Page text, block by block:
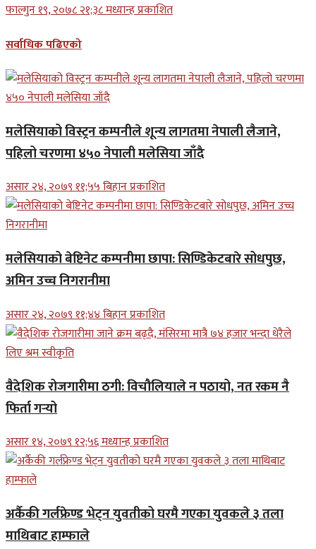
फाल्गुन १९, २०७८ २१;३८ मध्यान्ह प्रकाशित
सर्वाधिक पढिएको
मलेसियाको विस्ट्रन कम्पनीले शून्य लागतमा नेपाली लैजाने,
पहिलो चरणमा ४५० नेपाली मलेसिया जाँदै
असार २४, २०७९ ११;५५ बिहान प्रकाशित
मलेसियाको बेष्टिनेट कम्पनीमा छापा: सिण्डिकेटबारे सोधपुछ,
अमिन उच्च निगरानीमा
असार २४, २०७९ ११;४४ बिहान प्रकाशित
वैदेशिक रोजगारीमा ठगी: विचौलियाले न पठायो, नत रकम नै
फिर्ता गर्‍यो
असार १४, २०७९ १२;५६ मध्यान्ह प्रकाशित
अर्कैकी गर्लफ्रेण्ड भेट्न युवतीको घरमै गएका युवकले ३ तला
माथिबाट हाम्फाले